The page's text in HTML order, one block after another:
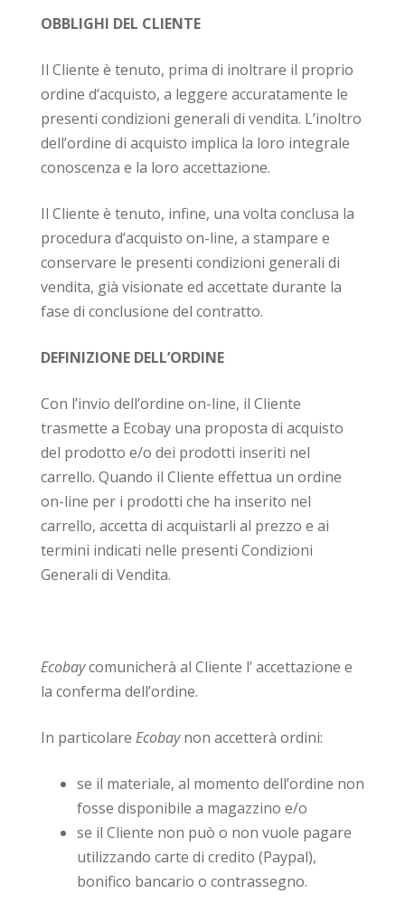
OBBLIGHI DEL CLIENTE
Il Cliente è tenuto, prima di inoltrare il proprio
ordine d’acquisto, a leggere accuratamente le
presenti condizioni generali di vendita. L’inoltro
dell’ordine di acquisto implica la loro integrale
conoscenza e la loro accettazione.
Il Cliente è tenuto, infine, una volta conclusa la
procedura d’acquisto on-line, a stampare e
conservare le presenti condizioni generali di
vendita, già visionate ed accettate durante la
fase di conclusione del contratto.
DEFINIZIONE DELL’ORDINE
Con l’invio dell’ordine on-line, il Cliente
trasmette a Ecobay una proposta di acquisto
del prodotto e/o dei prodotti inseriti nel
carrello. Quando il Cliente effettua un ordine
on-line per i prodotti che ha inserito nel
carrello, accetta di acquistarli al prezzo e ai
termini indicati nelle presenti Condizioni
Generali di Vendita.
Ecobaycomunicherà al Cliente l’ accettazione e
la conferma dell’ordine.
In particolare Ecobaynon accetterà ordini:
se il materiale, al momento dell’ordine non
fosse disponibile a magazzino e/o
se il Cliente non può o non vuole pagare
utilizzando carte di credito (Paypal),
bonifico bancario o contrassegno.